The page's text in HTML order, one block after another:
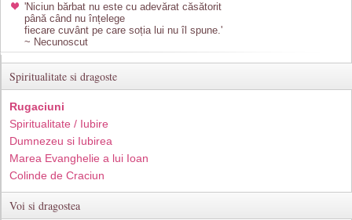
'Niciun bărbat nu este cu adevărat căsătorit
până când nu înțelege
fiecare cuvânt pe care soția lui nu îl spune.'
~ Necunoscut
Spiritualitate si dragoste
Rugaciuni
Spiritualitate / Iubire
Dumnezeu si Iubirea
Marea Evanghelie a lui Ioan
Colinde de Craciun
Voi si dragostea